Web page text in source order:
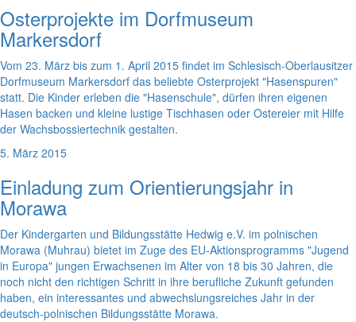
Osterprojekte im Dorfmuseum
Markersdorf
Vom 23. März bis zum 1. April 2015 findet im Schlesisch-Oberlausitzer
Dorfmuseum Markersdorf das beliebte Osterprojekt "Hasenspuren"
statt. Die Kinder erleben die "Hasenschule", dürfen ihren eigenen
Hasen backen und kleine lustige Tischhasen oder Ostereier mit Hilfe
der Wachsbossiertechnik gestalten.
5. März 2015
Einladung zum Orientierungsjahr in
Morawa
Der Kindergarten und Bildungsstätte Hedwig e.V. im polnischen
Morawa (Muhrau) bietet im Zuge des EU-Aktionsprogramms "Jugend
in Europa" jungen Erwachsenen im Alter von 18 bis 30 Jahren, die
noch nicht den richtigen Schritt in ihre berufliche Zukunft gefunden
haben, ein interessantes und abwechslungsreiches Jahr in der
deutsch-polnischen Bildungsstätte Morawa.